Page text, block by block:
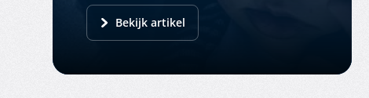
Bekijk artikel